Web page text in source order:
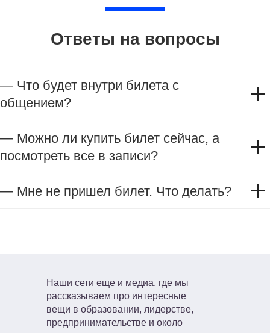
Ответы на вопросы
— Что будет внутри билета с
общением?
— Можно ли купить билет сейчас, а
посмотреть все в записи?
— Мне не пришел билет. Что делать?
Наши сети еще и медиа, где мы
рассказываем про интересные
вещи в образовании, лидерстве,
предпринимательстве и около